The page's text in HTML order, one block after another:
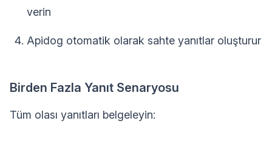
verin
Apidog otomatik olarak sahte yanıtlar oluşturur
Birden Fazla Yanıt Senaryosu
Tüm olası yanıtları belgeleyin: